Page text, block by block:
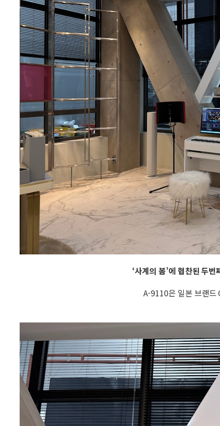
‘사계의 봄’에 협찬된 두번
A-9110은 일본 브랜